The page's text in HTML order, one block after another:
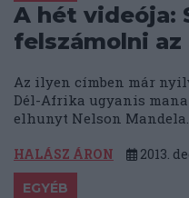
A hét videója:
felszámolni
Az ilyen címben már
Dél-Afrika ugyanis
elhunyt Nelson
HALÁSZ ÁRON 2013.
EGYÉB